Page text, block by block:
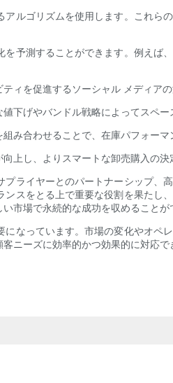
ルゴリズムを使用します。これら
予測することができます。例え
ィを促進するソーシャル メディア
げやバンドル戦略によってスペー
み合わせることで、在庫パフォーマ
上し、よりスマートな卸売購入の決
ライヤーとのパートナーシップ
スをとる上で重要な役割を果たし
市場で永続的な成功を収めることが
なっています。市場の変化やオペ
ーズに効率的かつ効果的に対応